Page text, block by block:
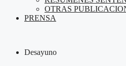
OTRAS
PRENSA
Desayuno